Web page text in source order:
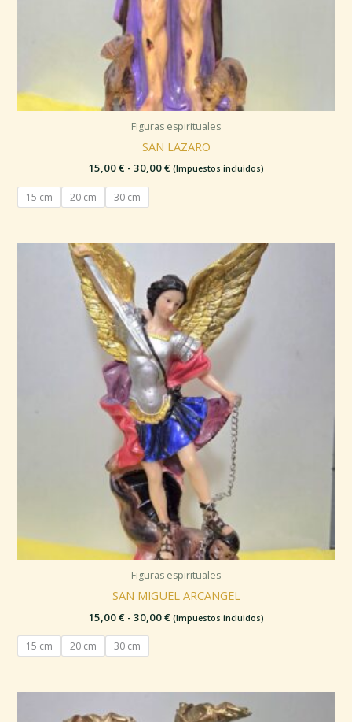
Figuras espirituales
SAN LAZARO
15,00€ - 30,00€ (Impuestos incluidos)
15 cm 20 cm 30 cm
Figuras espirituales
SAN MIGUEL ARCANGEL
15,00€ - 30,00€
precios:
desde
15,00 €
hasta
30,00 €
(Impuestos incluidos)
15 cm 20 cm 30 cm